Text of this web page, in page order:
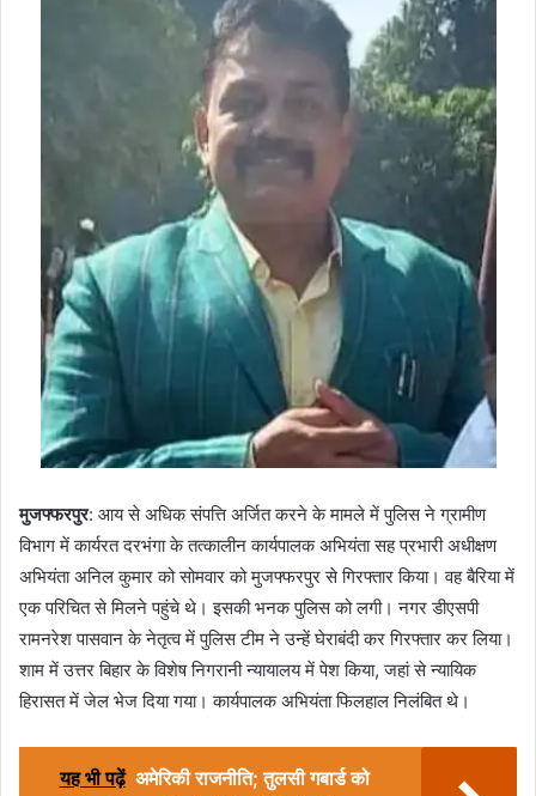
मुजफ्फरपुर: आय से अधिक संपत्ति अर्जित करने के मामले में पुलिस ने ग्रामीण
विभाग में कार्यरत दरभंगा के तत्कालीन कार्यपालक अभियंता सह प्रभारी अधीक्षण
अभियंता अनिल कुमार को सोमवार को मुजफ्फरपुर से गिरफ्तार किया। वह बैरिया में
एक परिचित से मिलने पहुंचे थे। इसकी भनक पुलिस को लगी। नगर डीएसपी
रामनरेश पासवान के नेतृत्व में पुलिस टीम ने उन्हें घेराबंदी कर गिरफ्तार कर लिया।
शाम में उत्तर बिहार के विशेष निगरानी न्यायालय में पेश किया, जहां से न्यायिक
हिरासत में जेल भेज दिया गया। कार्यपालक अभियंता फिलहाल निलंबित थे।
यह भी पढ़ें अमेरिकी राजनीति; तुलसी गबार्ड को